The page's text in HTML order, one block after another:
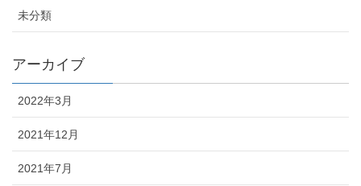
未分類
アーカイブ
2022年3月
2021年12月
2021年7月